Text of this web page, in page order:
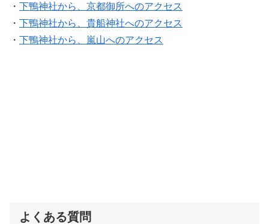
・ 下鴨神社から、京都御所へのアクセス
・ 下鴨神社から、貴船神社へのアクセス
・ 下鴨神社から、嵐山へのアクセス
よくある質問